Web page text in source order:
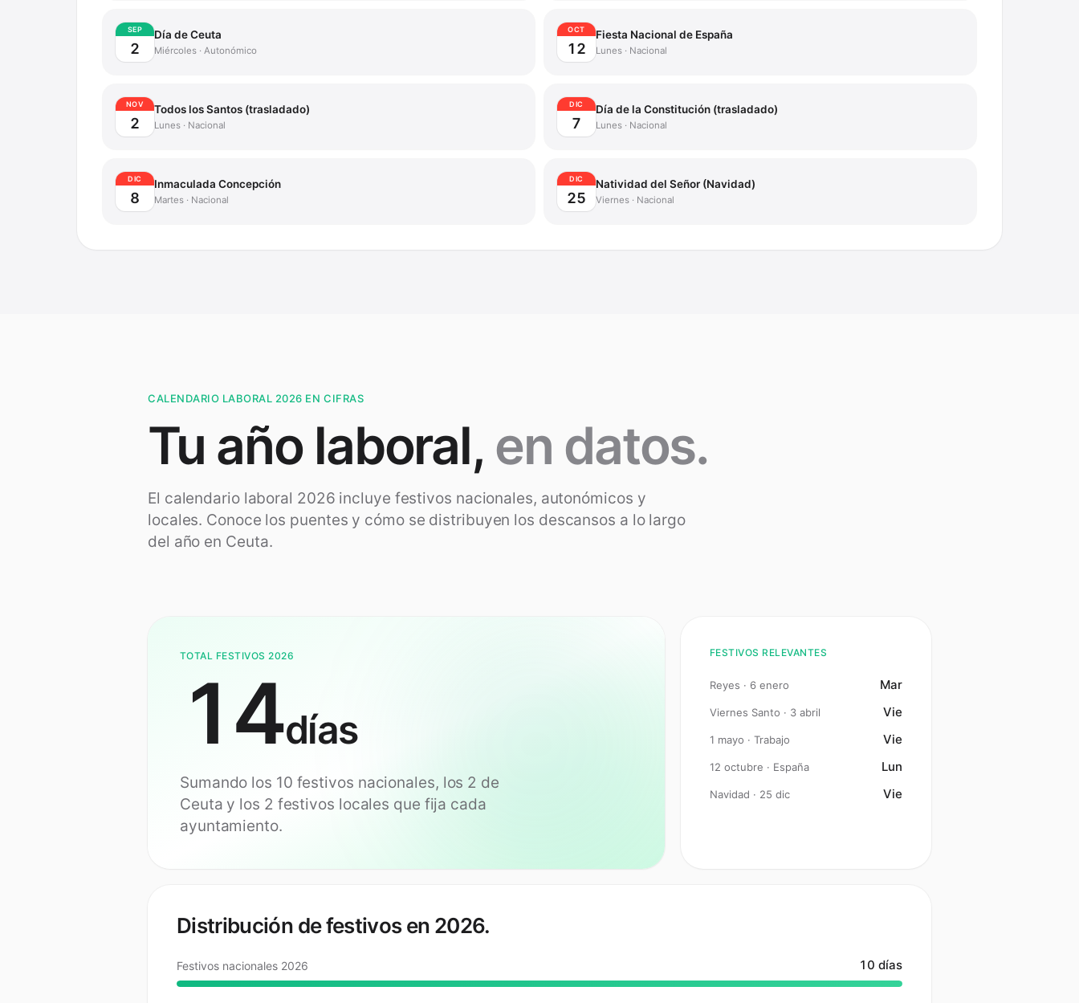
SEP
2
Día de Ceuta
Miércoles · Autonómico
OCT
12
Fiesta Nacional de España
Lunes · Nacional
NOV
2
Todos los Santos (trasladado)
Lunes · Nacional
DIC
7
Día de la Constitución (trasladado)
Lunes · Nacional
DIC
8
Inmaculada Concepción
Martes · Nacional
DIC
25
Natividad del Señor (Navidad)
Viernes · Nacional
CALENDARIO LABORAL 2026 EN CIFRAS
Tu año laboral, en datos.
El calendario laboral 2026 incluye festivos nacionales, autonómicos y
locales. Conoce los puentes y cómo se distribuyen los descansos a lo largo
del año en Ceuta.
TOTAL FESTIVOS 2026
14días
Sumando los 10 festivos nacionales, los 2 de
Ceuta y los 2 festivos locales que fija cada
ayuntamiento.
FESTIVOS RELEVANTES
Reyes · 6 enero Mar
Viernes Santo · 3 abril Vie
1 mayo · Trabajo Vie
12 octubre · España Lun
Navidad · 25 dic Vie
Distribución de festivos en 2026.
Festivos nacionales 2026 10 días